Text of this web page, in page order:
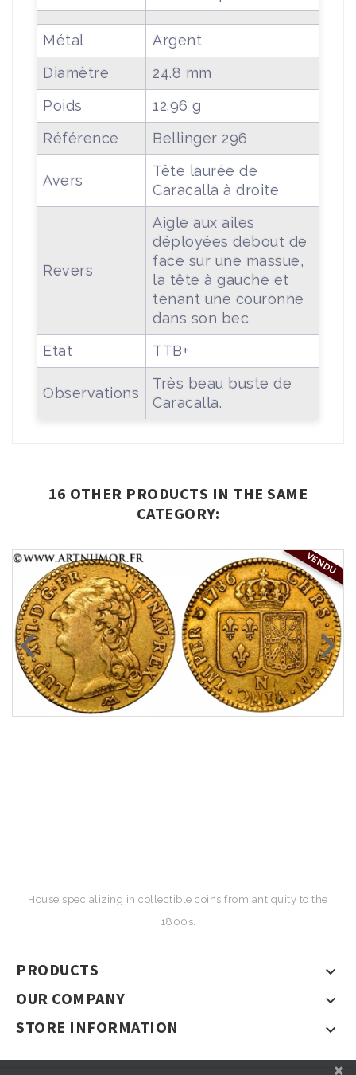
Métal
Argent
Diamètre
24.8 mm
Poids
12.96 g
Référence
Bellinger 296
Avers
Tête laurée de
Caracalla à droite
Revers
Aigle aux ailes
déployées debout de
face sur une massue,
la tête à gauche et
tenant une couronne
dans son bec
Etat
TTB+
Observations
Très beau buste de
Caracalla.
16 OTHER PRODUCTS IN THE SAME
CATEGORY:
VENDU
House specializing in collectible coins from antiquity to the
1800s.
PRODUCTS 
OUR COMPANY 
STORE INFORMATION 